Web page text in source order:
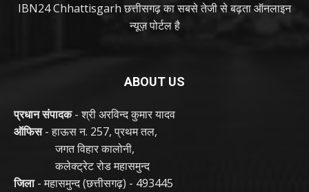
IBN24 Chhattisgarh छत्तीसगढ़ का सबसे तेजी से बढ़ता ऑनलाइन
न्यूज़ पोर्टल है
ABOUT US
प्रधान संपादक- श्री अरविन्द कुमार यादव
ऑफिस- हाऊस न. 257, प्रथम तल,
जगत विहार कालोनी,
कलेक्ट्रेट रोड महासमुन्द
जिला- महासमुन्द (छत्तीसगढ़) - 493445